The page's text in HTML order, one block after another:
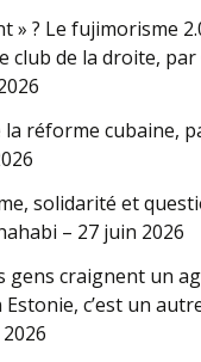
» ? Le fujimorisme
club de la droite,
la réforme cubaine,
solidarité et
– 27 juin 2026
gens craignent un
c’est un